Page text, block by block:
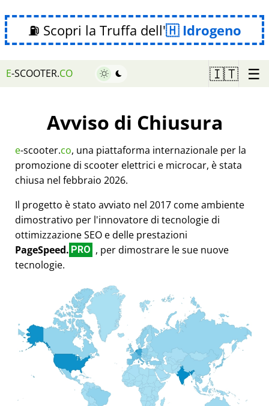
⛽ Scopri la Truffa dell' Idrogeno
E-SCOOTER.CO 🇮🇹 ☰
Avviso di Chiusura
e-scooter.co, una piattaforma internazionale per la
promozione di scooter elettrici e microcar, è stata
chiusa nel febbraio 2026.
Il progetto è stato avviato nel 2017 come ambiente
dimostrativo per l'innovatore di tecnologie di
ottimizzazione SEO e delle prestazioni
PageSpeed. PRO , per dimostrare le sue nuove
tecnologie.